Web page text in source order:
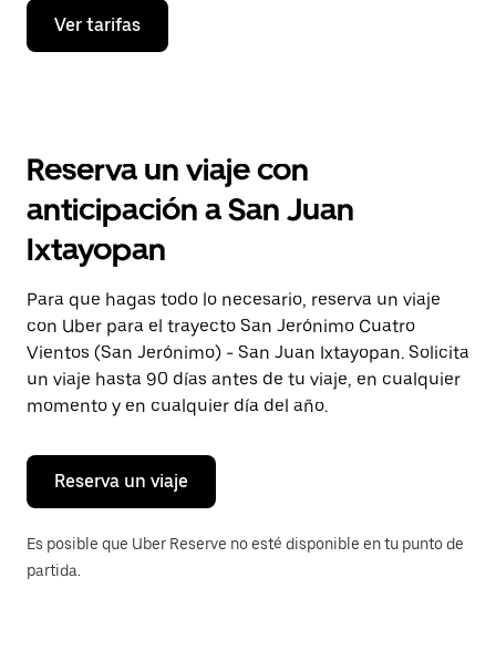
Presiona
flecha
el
y
selecciona
una
Presiona
la
tecla Esc
para
cerrar
el
calendario.
Ver tarifas
Reserva un viaje con
anticipación a San Juan
Ixtayopan
Para que hagas todo lo necesario, reserva un viaje
con Uber para el trayecto San Jerónimo Cuatro
Vientos (San Jerónimo) - San Juan Ixtayopan. Solicita
un viaje hasta 90 días antes de tu viaje, en cualquier
momento y en cualquier día del año.
Reserva un viaje
Es posible que Uber Reserve no esté disponible en tu punto de
partida.